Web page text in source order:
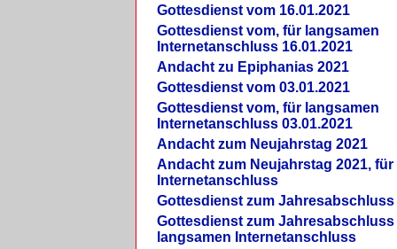
Gottesdienst vom 16.01.2021
Gottesdienst vom, für langsamen
Internetanschluss 16.01.2021
Andacht zu Epiphanias 2021
Gottesdienst vom 03.01.2021
Gottesdienst vom, für langsamen
Internetanschluss 03.01.2021
Andacht zum Neujahrstag 2021
Andacht zum Neujahrstag 2021,
Internetanschluss
Gottesdienst zum Jahresabschluss
Gottesdienst zum Jahresabschluss
langsamen Internetanschluss